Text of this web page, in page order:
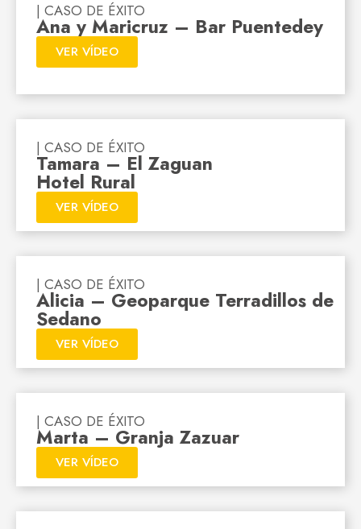
| CASO DE ÉXITO
Ana y Maricruz – Bar Puentedey
VER VÍDEO
| CASO DE ÉXITO
Tamara – El Zaguan
Hotel Rural
VER VÍDEO
| CASO DE ÉXITO
Alicia – Geoparque Terradillos de
Sedano
VER VÍDEO
| CASO DE ÉXITO
Marta – Granja Zazuar
VER VÍDEO